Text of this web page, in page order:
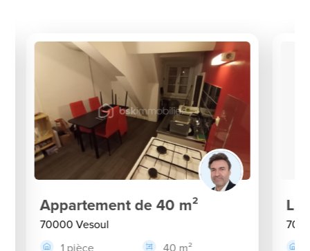
Appartement de 40 m²
70000 Vesoul